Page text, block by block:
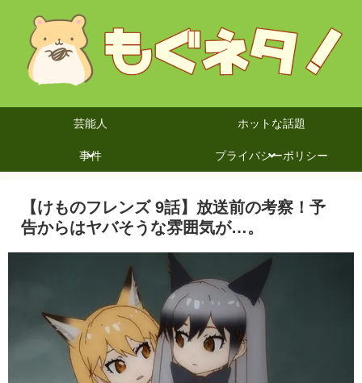
芸能人 ホットな話題
事件 プライバシーポリシー
【けものフレンズ 9話】放送前の考察！予
告からはヤバそうな雰囲気が…。